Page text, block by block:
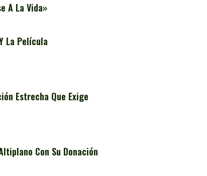
A La Vida»
La Película
Estrecha Que Exige
Con Su Donación